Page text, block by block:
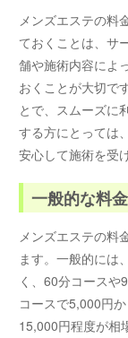
メンズエステの料
ておくことは、サ
舗や施術内容によ
おくことが大切で
とで、スムーズに
する方にとっては
安心して施術を受
一般的な料
メンズエステの料
ます。一般的には
く、60分コースや
コースで5,000円
15,000円程度が相